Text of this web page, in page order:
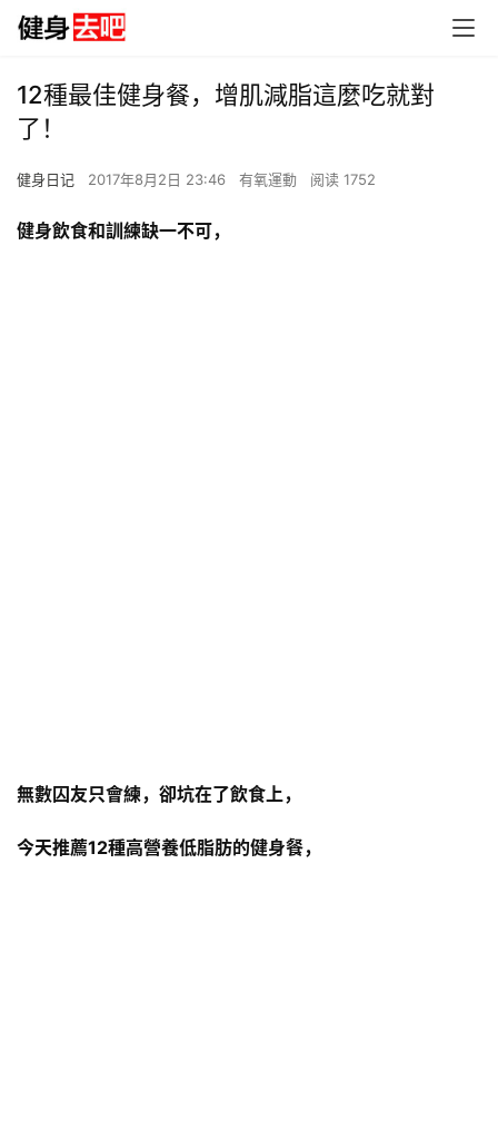
12種最佳健身餐，增肌減脂這麼吃就對
了！
健身日记 2017年8月2日 23:46 有氧運動 阅读 1752
健身飲食和訓練缺一不可，
無數囚友只會練，卻坑在了飲食上，
今天推薦12種高營養低脂肪的健身餐，